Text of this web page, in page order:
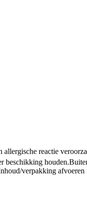
reactie
beschikking houden.
verpakking